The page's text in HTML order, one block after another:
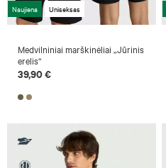
Naujiena Uniseksas
Medvilniniai marškinėliai „Jūrinis
erelis“
39,90 €